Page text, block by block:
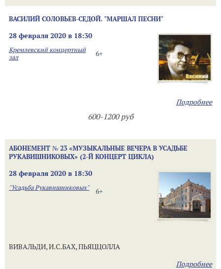
ВАСИЛИЙ СОЛОВЬЕВ-СЕДОЙ. "МАРШАЛ ПЕСНИ"
28 февраля 2020 в 18:30
6+
Кремлевский концертный
зал
Подробнее
600-1200 руб
АБОНЕМЕНТ № 23 «МУЗЫКАЛЬНЫЕ ВЕЧЕРА В УСАДЬБЕ
РУКАВИШНИКОВЫХ» (2-Й КОНЦЕРТ ЦИКЛА)
28 февраля 2020 в 18:30
6+
"Усадьба Рукавишниковых"
ВИВАЛЬДИ, И.С.БАХ, ПЬЯЦЦОЛЛА
Подробнее